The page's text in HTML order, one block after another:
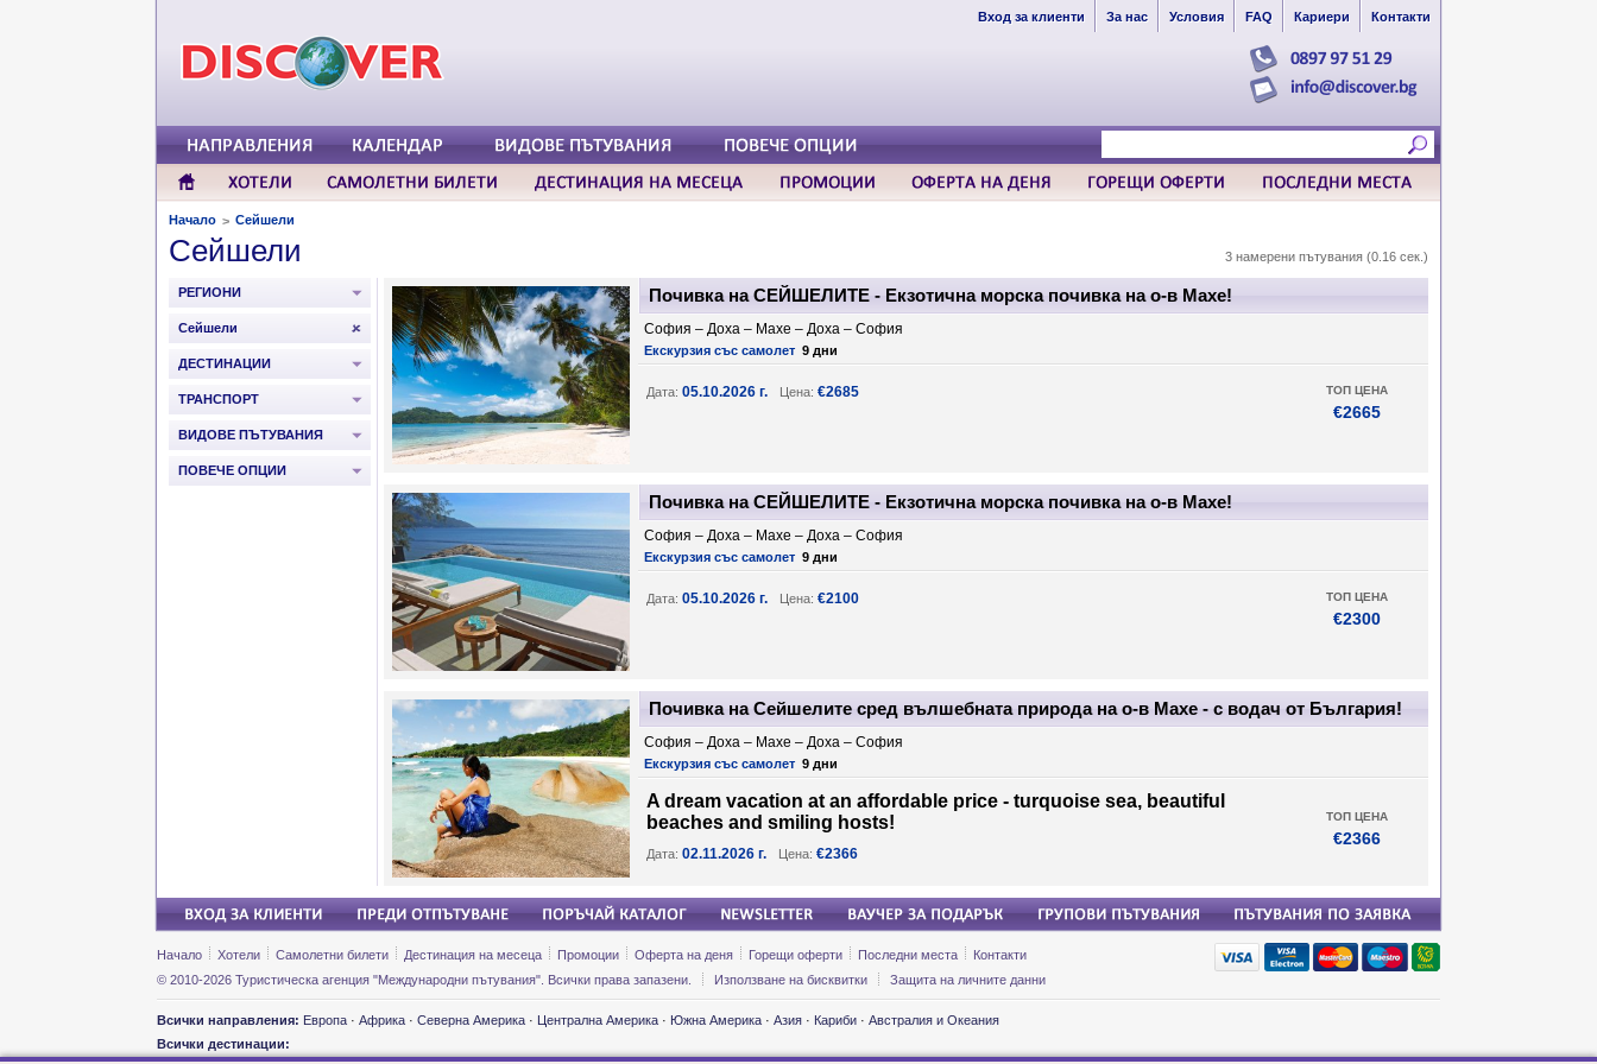
Вход за клиенти За нас Условия FAQ Кариери Контакти
Начало > Сейшели
Сейшели 3 намерени пътувания (0.16 сек.)
РЕГИОНИ
Сейшели
ДЕСТИНАЦИИ
ТРАНСПОРТ
ВИДОВЕ ПЪТУВАНИЯ
ПОВЕЧЕ ОПЦИИ
Почивка на СЕЙШЕЛИТЕ - Екзотична морска почивка на о-в Махе!
София – Доха – Mахе – Доха – София
Екскурзия със самолет 9 дни
Дата: 05.10.2026 г. Цена: €2685 ТОП ЦЕНА
€2665
Почивка на СЕЙШЕЛИТЕ - Екзотична морска почивка на о-в Махе!
София – Доха – Mахе – Доха – София
Екскурзия със самолет 9 дни
Дата: 05.10.2026 г. Цена: €2100 ТОП ЦЕНА
€2300
Почивка на Сейшелите сред вълшебната природа на о-в Махе - с водач от България!
София – Доха – Mахе – Доха – София
Екскурзия със самолет 9 дни
A dream vacation at an affordable price - turquoise sea, beautiful
beaches and smiling hosts!
Дата: 02.11.2026 г. Цена: €2366
ТОП ЦЕНА
€2366
Начало Хотели Самолетни билети Дестинация на месеца Промоции Оферта на деня Горещи оферти Последни места
Контакти
© 2010-2026 Туристическа агенция "Международни пътувания". Всички права запазени.
Използване на бисквитки Защита на личните данни
Всички направления: Европа · Африка · Северна Америка · Централна Америка · Южна Америка · Азия · Кариби · Австралия и Океания
Всички дестинации: